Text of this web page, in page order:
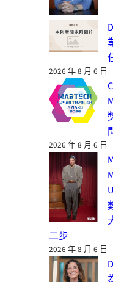
2026 年 8 月 6 日
2026 年 8 月 6 日
二步
2026 年 8 月 6 日